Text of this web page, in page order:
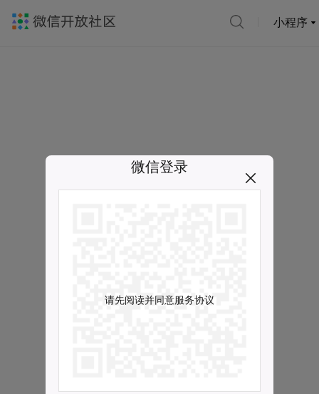
小程序
微信登录
请先阅读并同意服务协议